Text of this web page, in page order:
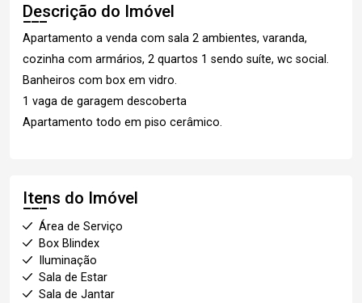
Descrição do Imóvel
Apartamento a venda com sala 2 ambientes, varanda,
cozinha com armários, 2 quartos 1 sendo suíte, wc social.
Banheiros com box em vidro.
1 vaga de garagem descoberta
Apartamento todo em piso cerâmico.
Itens do Imóvel
Área de Serviço
Box Blindex
Iluminação
Sala de Estar
Sala de Jantar